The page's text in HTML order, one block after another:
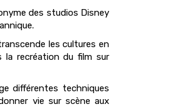
des studios Disney
les cultures en
la recréation du film sur
différentes techniques
vie sur scène aux